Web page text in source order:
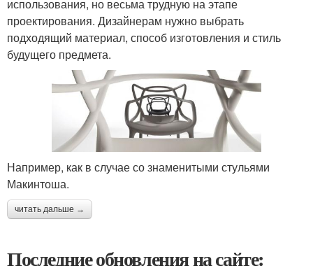
использования, но весьма трудную на этапе
проектирования. Дизайнерам нужно выбрать
подходящий материал, способ изготовления и стиль
будущего предмета.
Например, как в случае со знаменитыми стульями
Макинтоша.
читать дальше →
Последние обновления на сайте: